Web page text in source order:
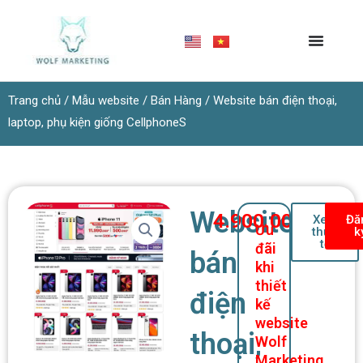
dung
Trang chủ / Mẫu website / Bán Hàng / Website bán điện thoại,
laptop, phụ kiện giống CellphoneS
Website
bán
điện
thoại,
4.900.000 ₫
Ưu
đãi
khi
thiết
kế
website
Wolf
Xem
thực
tế